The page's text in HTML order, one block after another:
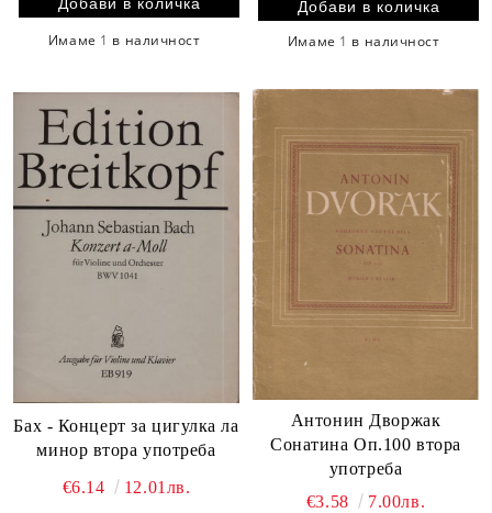
Имаме 1 в наличност Имаме 1 в наличност
Бах - Концерт за цигулка ла
минор втора употреба
€6.14 12.01лв.
Антонин Дворжак
Сонатина Оп.100 втора
употреба
€3.58
7.00лв.